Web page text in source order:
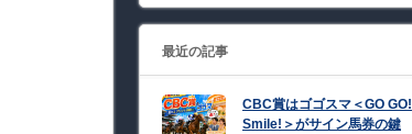
最近の記事
CBC賞はゴゴスマ＜GO GO!
Smile!＞がサイン馬券の鍵